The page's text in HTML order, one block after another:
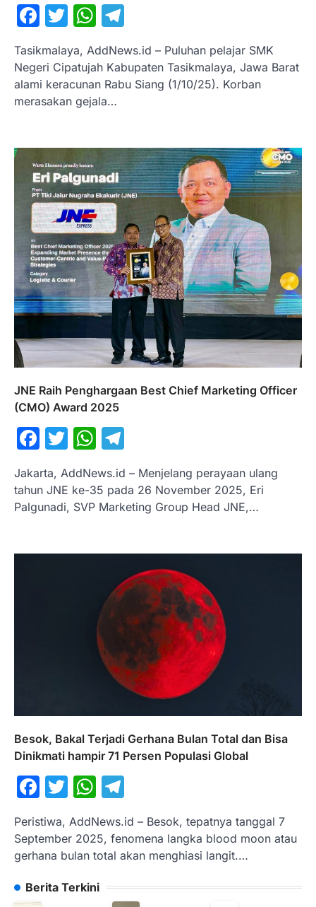
Facebook
TwitterWhatsApp
Tasikmalaya, AddNews.id – Puluhan pelajar SMK
Negeri Cipatujah Kabupaten Tasikmalaya, Jawa Barat
alami keracunan Rabu Siang (1/10/25). Korban
merasakan gejala…
JNE Raih Penghargaan Best Chief Marketing Officer
(CMO) Award 2025
Facebook
TwitterWhatsApp
Jakarta, AddNews.id – Menjelang perayaan ulang
tahun JNE ke-35 pada 26 November 2025, Eri
Palgunadi, SVP Marketing Group Head JNE,…
Besok, Bakal Terjadi Gerhana Bulan Total dan Bisa
Dinikmati hampir 71 Persen Populasi Global
Facebook
TwitterWhatsApp
Peristiwa, AddNews.id – Besok, tepatnya tanggal 7
September 2025, fenomena langka blood moon atau
gerhana bulan total akan menghiasi langit.…
Berita Terkini